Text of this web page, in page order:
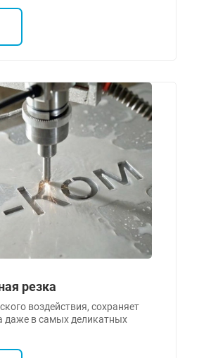
резка
воздействия, сохраняет
даже в самых деликатных